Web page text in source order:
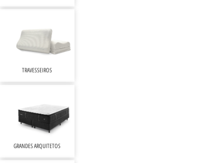
GRANDES ARQUITETOS
TRAVESSEIROS